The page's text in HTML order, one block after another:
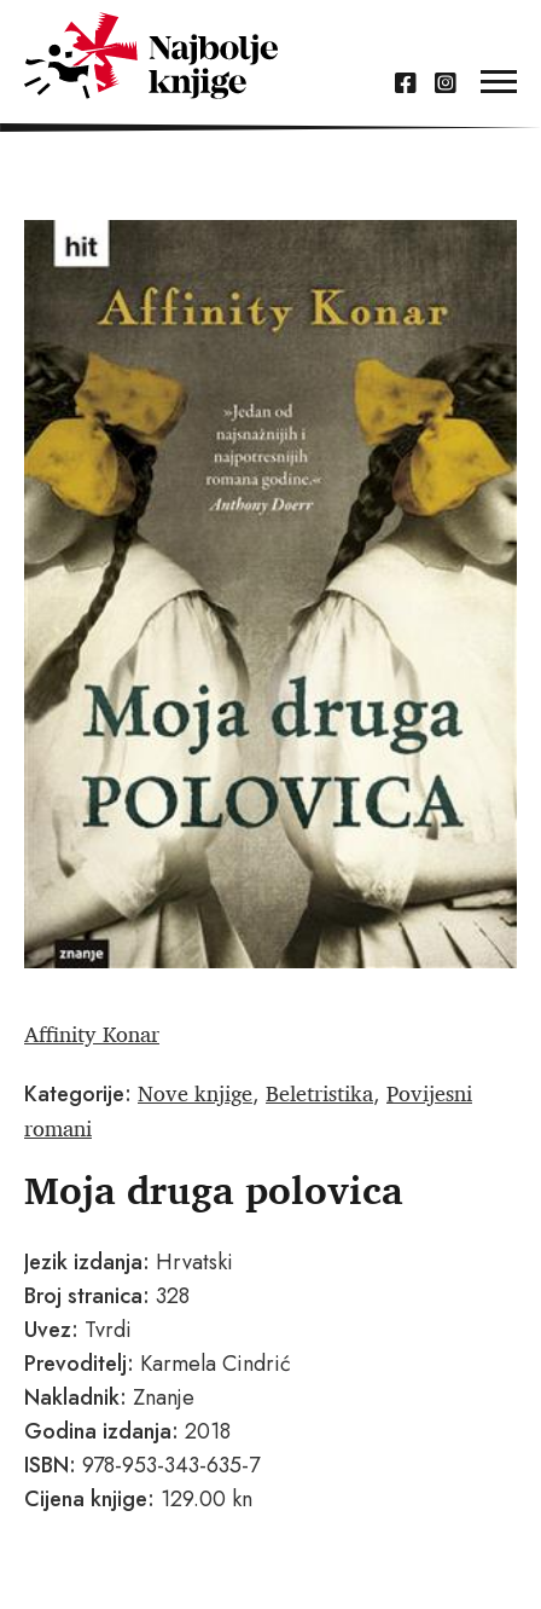
Affinity Konar
Kategorije: Nove knjige, Beletristika, Povijesni
romani
Moja druga polovica
Jezik izdanja: Hrvatski
Broj stranica: 328
Uvez: Tvrdi
Prevoditelj: Karmela Cindrić
Nakladnik: Znanje
Godina izdanja: 2018
ISBN: 978-953-343-635-7
Cijena knjige: 129.00 kn